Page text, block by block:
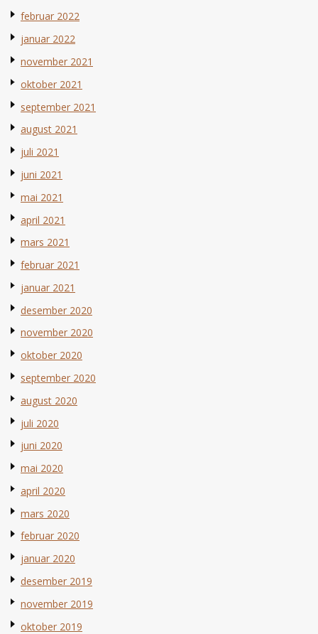
februar 2022
januar 2022
november 2021
oktober 2021
september 2021
august 2021
juli 2021
juni 2021
mai 2021
april 2021
mars 2021
februar 2021
januar 2021
desember 2020
november 2020
oktober 2020
september 2020
august 2020
juli 2020
juni 2020
mai 2020
april 2020
mars 2020
februar 2020
januar 2020
desember 2019
november 2019
oktober 2019